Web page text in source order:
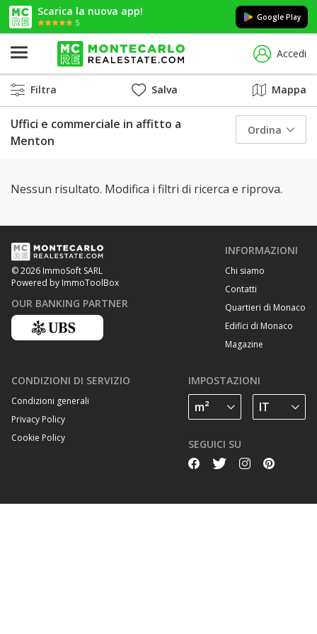
Scarica la nuova app!
5
Google Play
Accedi
Filtra Salva Mappa
Uffici e commerciale in affitto a
Menton
Ordina
Nessun risultato. Modifica i filtri di ricerca e riprova.
© 2026 ImmoSoft SARL
Powered by ImmoToolBox
OUR BANKING PARTNER
INFORMAZIONI
Chi siamo
Contatti
Quartieri di Monaco
Edifici di Monaco
Magazine
CONDIZIONI DI SERVIZIO
Condizioni generali
Privacy Policy
Cookie Policy
IMPOSTAZIONI
SEGUICI SU